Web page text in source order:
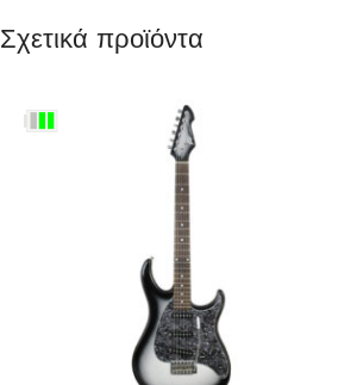
Σχετικά προϊόντα